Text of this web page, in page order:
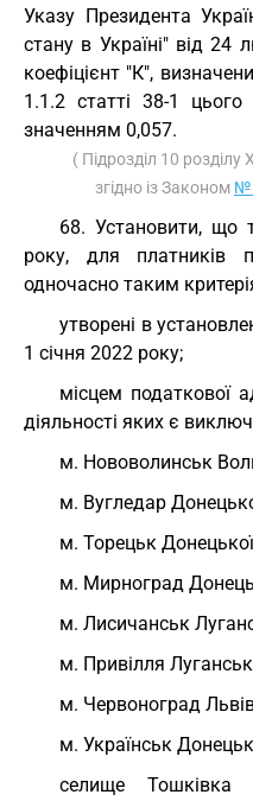
Указу Президента
стану в Україні" від 24
коефіцієнт "К",
1.1.2 статті 38-1 цього
значенням 0,057.
( Підрозділ 10
згідно із Законом №
68. Установити, що
року, для платників
одночасно таким
утворені в
1 січня 2022 року;
місцем податкової
діяльності яких є
м. Нововолинськ
м. Вугледар
м. Торецьк
м. Мирноград
м. Лисичанськ
м. Привілля
м. Червоноград
м. Українськ
селище Тошківка